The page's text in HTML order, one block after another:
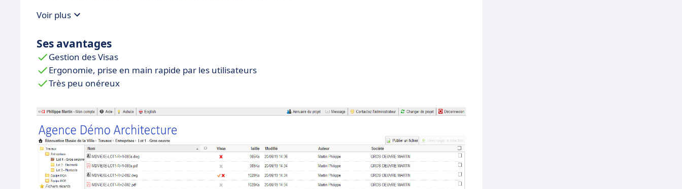
Voir plus
Ses avantages
Gestion des Visas
Ergonomie, prise en main rapide par les utilisateurs
Très peu onéreux